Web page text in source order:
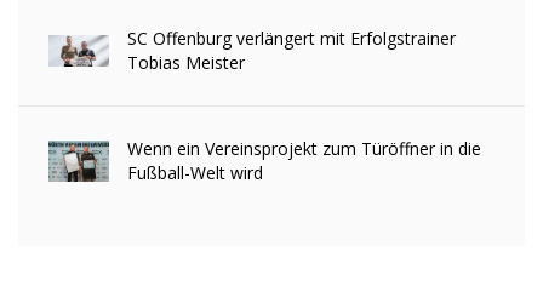
SC Offenburg verlängert mit Erfolgstrainer
Tobias Meister
Wenn ein Vereinsprojekt zum Türöffner in die
Fußball-Welt wird